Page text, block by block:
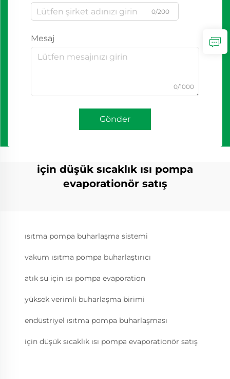
0/200
Mesaj
0/1000
Gönder
için düşük sıcaklık ısı pompa
evaporationör satış
ısıtma pompa buharlaşma sistemi
vakum ısıtma pompa buharlaştırıcı
atık su için ısı pompa evaporation
yüksek verimli buharlaşma birimi
endüstriyel ısıtma pompa buharlaşması
için düşük sıcaklık ısı pompa evaporationör satış